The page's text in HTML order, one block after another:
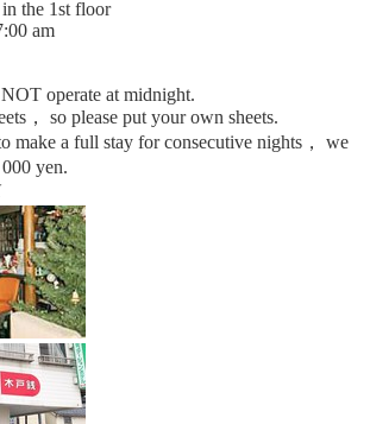
the 1st floor
am
operate at midnight.
， so please put your own sheets.
make a full stay for consecutive nights， we
yen.